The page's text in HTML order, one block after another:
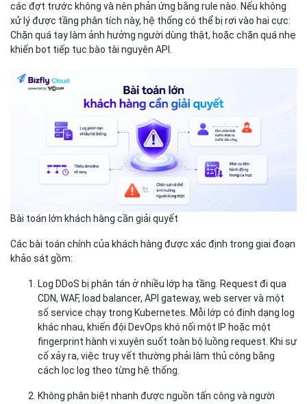
các đợt trước không và nên phản ứng bằng rule nào. Nếu không
xử lý được tầng phân tích này, hệ thống có thể bị rơi vào hai cực:
Chặn quá tay làm ảnh hưởng người dùng thật, hoặc chặn quá nhẹ
khiến bot tiếp tục bào tài nguyên API.
Bài toán lớn khách hàng cần giải quyết
Các bài toán chính của khách hàng được xác định trong giai đoạn
khảo sát gồm:
Log DDoS bị phân tán ở nhiều lớp hạ tầng. Request đi qua
CDN, WAF, load balancer, API gateway, web server và một
số service chạy trong Kubernetes. Mỗi lớp có định dạng log
khác nhau, khiến đội DevOps khó nối một IP hoặc một
fingerprint hành vi xuyên suốt toàn bộ luồng request. Khi sự
cố xảy ra, việc truy vết thường phải làm thủ công bằng
cách lọc log theo từng hệ thống.
Không phân biệt nhanh được nguồn tấn công và người